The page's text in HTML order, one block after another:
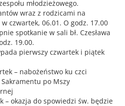
młodzieżowego.
wraz z rodzicami na
czwartek, 06.01. O godz. 17.00
spotkanie w sali bł. Czesława
19.00.
pierwszy czwartek i piątek
– nabożeństwo ku czci
po Mszy
– okazja do spowiedzi św. będzie